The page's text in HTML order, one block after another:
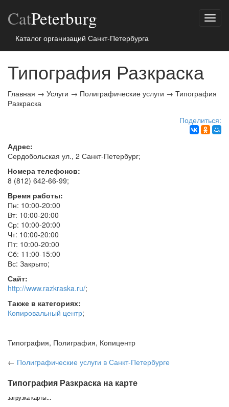
CatPeterburg
Каталог организаций Санкт-Петербурга
Типография Разкраска
Главная → Услуги → Полиграфические услуги → Типография
Разкраска
Поделиться:
Адрес:
Сердобольская ул., 2 Санкт-Петербург;
Номера телефонов:
8 (812) 642-66-99;
Время работы:
Пн: 10:00-20:00
Вт: 10:00-20:00
Ср: 10:00-20:00
Чт: 10:00-20:00
Пт: 10:00-20:00
Сб: 11:00-15:00
Вс: Закрыто;
Сайт:
http://www.razkraska.ru/;
Также в категориях:
Копировальный центр;
Типография, Полиграфия, Копицентр
← Полиграфические услуги в Санкт-Петербурге
Типография Разкраска на карте
загрузка карты...